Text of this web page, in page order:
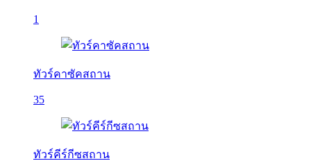
1
ทัวร์คาซัคสถาน
35
ทัวร์คีร์กีซสถาน